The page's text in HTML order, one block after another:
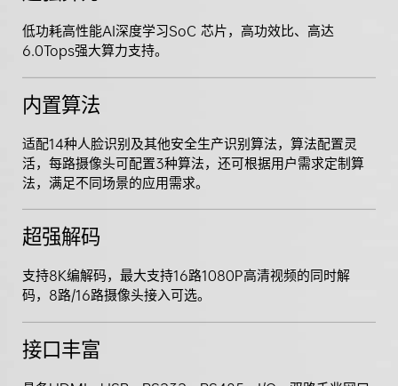
低功耗高性能AI深度学习SoC 芯片，高功效比、高达
6.0Tops强大算力支持。
内置算法
适配14种人脸识别及其他安全生产识别算法，算法配置灵
活，每路摄像头可配置3种算法，还可根据用户需求定制算
法，满足不同场景的应用需求。
超强解码
支持8K编解码，最大支持16路1080P高清视频的同时解
码，8路/16路摄像头接入可选。
接口丰富